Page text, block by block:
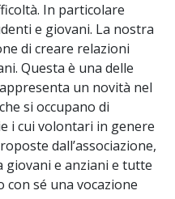
In particolare
e giovani. La nostra
di creare relazioni
Questa è una delle
un novità nel
si occupano di
i cui volontari in genere
dall’associazione,
e anziani e tutte
sé una vocazione